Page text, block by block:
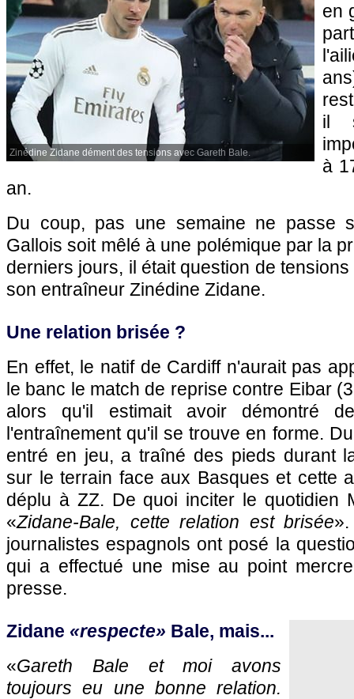
Zinédine Zidane dément des tensions avec Gareth Bale.
en
il
à
an.
Du coup, pas une semaine ne passe
Gallois soit mêlé à une polémique par la
derniers jours, il était question de
son entraîneur Zinédine Zidane.
Une relation brisée ?
En effet, le natif de Cardiff n'aurait pas
le banc le match de reprise contre Eibar
alors qu'il estimait avoir démontré
l'entraînement qu'il se trouve en forme.
entré en jeu, a traîné des pieds durant
sur le terrain face aux Basques et cette
déplu à ZZ. De quoi inciter le quotidien
«Zidane-Bale, cette relation est brisée
journalistes espagnols ont posé la
qui a effectué une mise au point
presse.
Zidane «respecte» Bale, mais...
«Gareth Bale et moi avons
toujours eu une bonne relation.